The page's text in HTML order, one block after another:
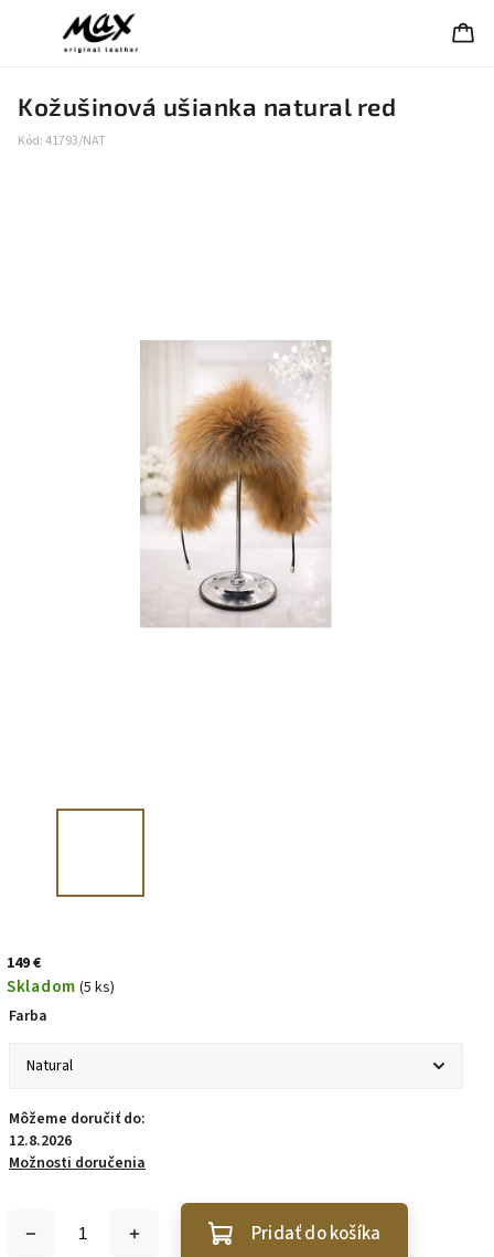
Kožušinová ušianka natural red
Kód:41793/NAT
149 €
Skladom (5 ks)
Farba
Môžeme doručiť do:
12.8.2026
Možnosti doručenia
Pridať do košíka